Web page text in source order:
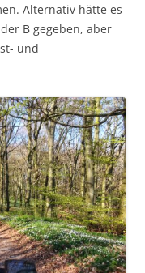
Alternativ hätte es
B gegeben, aber
und